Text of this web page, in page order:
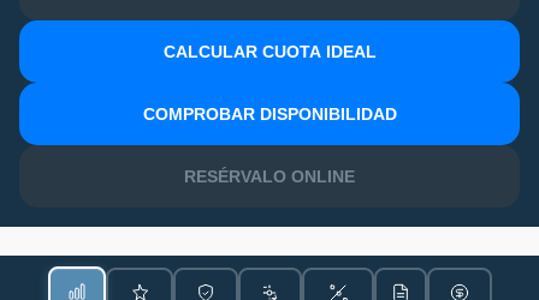
CALCULAR CUOTA IDEAL
COMPROBAR DISPONIBILIDAD
RESÉRVALO ONLINE